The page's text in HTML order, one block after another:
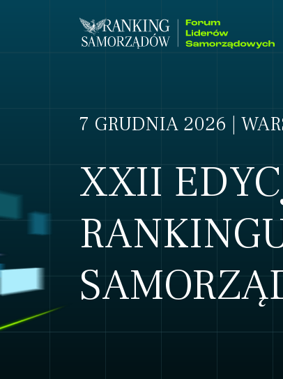
7 GRUDNIA 2026 |
XXII